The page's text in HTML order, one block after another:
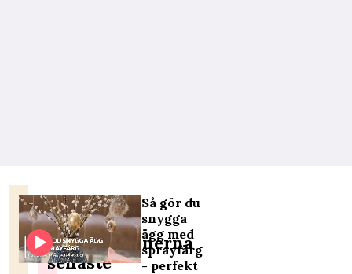
Så gör du
snygga
ägg med
sprayfärg
- perfekt
Dyraste
påskauktionerna
senaste